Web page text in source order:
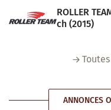
ROLLER
ch (2015)
ANNONCES